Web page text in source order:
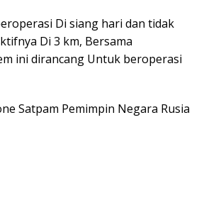
Di siang hari dan tidak
Di 3 km, Bersama
ini dirancang Untuk beroperasi
Satpam Pemimpin Negara Rusia